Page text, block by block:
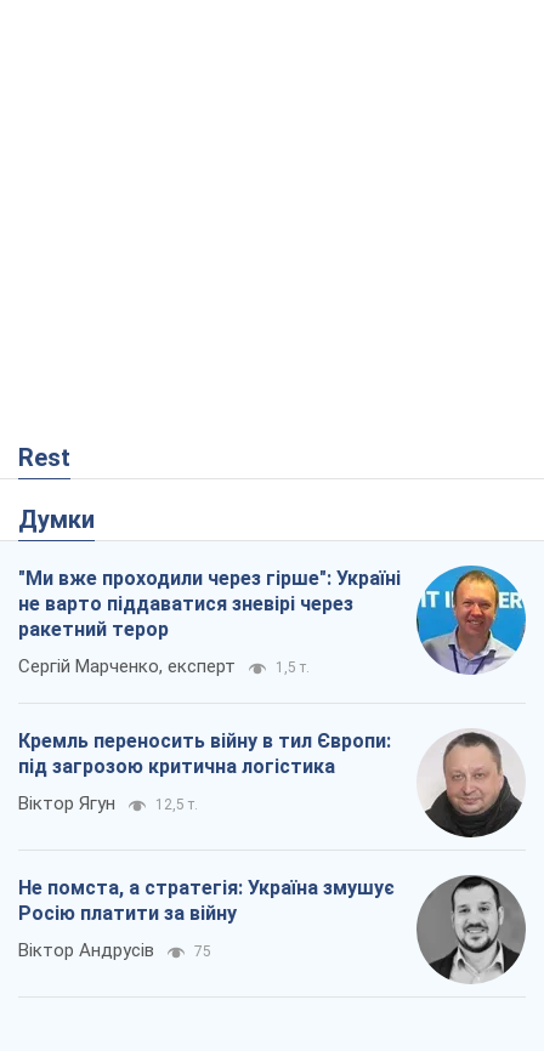
Rest
Думки
"Ми вже проходили через гірше": Україні
не варто піддаватися зневірі через
ракетний терор
Сергій Марченко, експерт 1,5 т.
Кремль переносить війну в тил Європи:
під загрозою критична логістика
Віктор Ягун 12,5 т.
Не помста, а стратегія: Україна змушує
Росію платити за війну
Віктор Андрусів 75